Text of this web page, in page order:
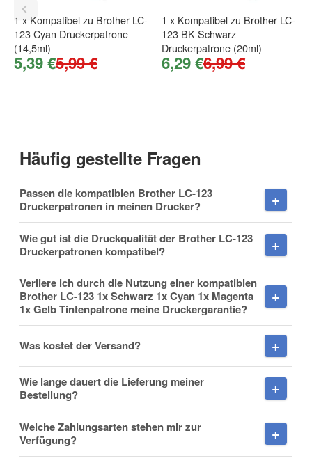
Firma
Telefon
Fax
1 x Kompatibel zu Brother LC-
123 Cyan Druckerpatrone
(14,5ml)
5,39 €5,99 €
1 x Kompatibel zu Brother LC-
123 BK Schwarz
Druckerpatrone (20ml)
6,29 €6,99 €
Häufig gestellte Fragen
Passen die kompatiblen Brother LC-123
Druckerpatronen in meinen Drucker?
Wie gut ist die Druckqualität der Brother LC-123
Druckerpatronen kompatibel?
Verliere ich durch die Nutzung einer kompatiblen
Brother LC-123 1x Schwarz 1x Cyan 1x Magenta
1x Gelb Tintenpatrone meine Druckergarantie?
Was kostet der Versand?
Wie lange dauert die Lieferung meiner
Bestellung?
Welche Zahlungsarten stehen mir zur
Verfügung?